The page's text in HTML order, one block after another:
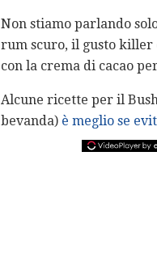
Non stiamo parlando
rum scuro, il gusto killer
con la crema di cacao
Alcune ricette per il
bevanda) è meglio se